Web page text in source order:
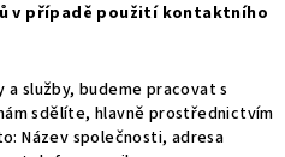
v případě použití kontaktního
služby, budeme pracovat s
sdělíte, hlavně prostřednictvím
Název společnosti, adresa